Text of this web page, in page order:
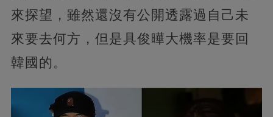
來探望，雖然還沒有公開透露過自己未
來要去何方，但是具俊曄大機率是要回
韓國的。